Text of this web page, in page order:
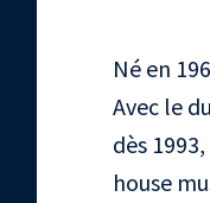
Né en
Avec le
dès
house